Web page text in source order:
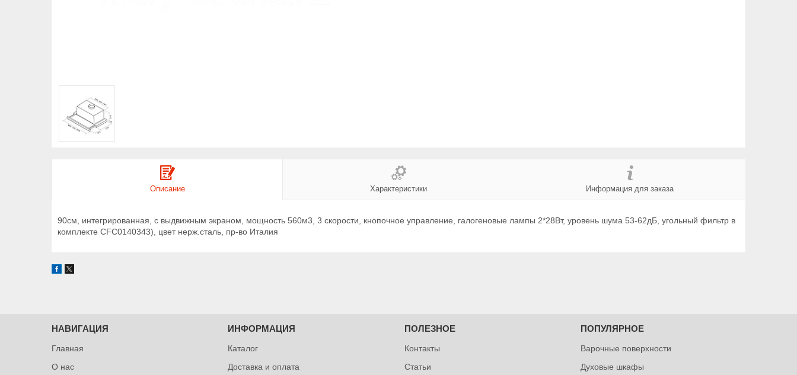
Описание Характеристики Информация для заказа
90см, интегрированная, с выдвижным экраном, мощность 560м3, 3 cкорости, кнопочное управление, галогеновые лампы 2*28Вт, уровень шума 53-62дБ, угольный фильтр в
комплекте CFC0140343), цвет нерж.сталь, пр-во Италия
НАВИГАЦИЯ
Главная
О нас
ИНФОРМАЦИЯ
Каталог
Доставка и оплата
ПОЛЕЗНОЕ
Контакты
Статьи
ПОПУЛЯРНОЕ
Варочные поверхности
Духовые шкафы